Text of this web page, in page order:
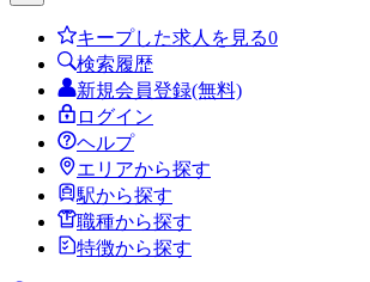
キープした求人を見る0
検索履歴
新規会員登録(無料)
ログイン
ヘルプ
エリアから探す
駅から探す
職種から探す
特徴から探す